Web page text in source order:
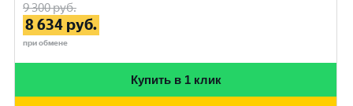
9 300руб.
8 634 руб.
при обмене
Купить в 1 клик